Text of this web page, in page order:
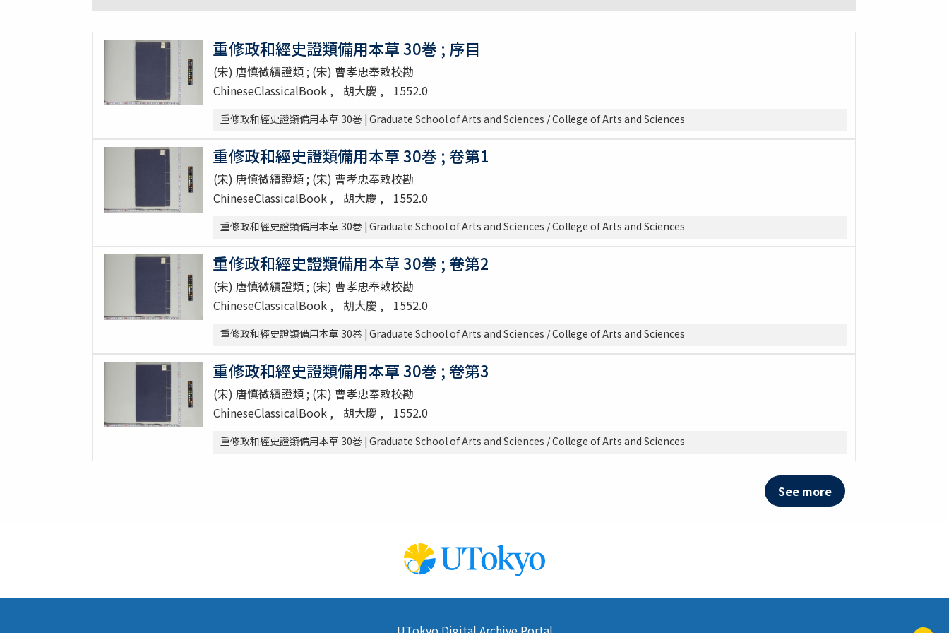
重修政和經史證類備用本草 30巻 ; 序目
(宋) 唐慎微續證類 ; (宋) 曹孝忠奉敕校勘
ChineseClassicalBook
胡大慶 1552.0
重修政和經史證類備用本草 30巻 | Graduate School of Arts and Sciences / College of Arts and Sciences
重修政和經史證類備用本草 30巻 ; 卷第1
(宋) 唐慎微續證類 ; (宋) 曹孝忠奉敕校勘
ChineseClassicalBook
胡大慶 1552.0
重修政和經史證類備用本草 30巻 | Graduate School of Arts and Sciences / College of Arts and Sciences
重修政和經史證類備用本草 30巻 ; 卷第2
(宋) 唐慎微續證類 ; (宋) 曹孝忠奉敕校勘
ChineseClassicalBook
胡大慶 1552.0
重修政和經史證類備用本草 30巻 | Graduate School of Arts and Sciences / College of Arts and Sciences
重修政和經史證類備用本草 30巻 ; 卷第3
(宋) 唐慎微續證類 ; (宋) 曹孝忠奉敕校勘
ChineseClassicalBook
胡大慶 1552.0
重修政和經史證類備用本草 30巻 | Graduate School of Arts and Sciences / College of Arts and Sciences
See more